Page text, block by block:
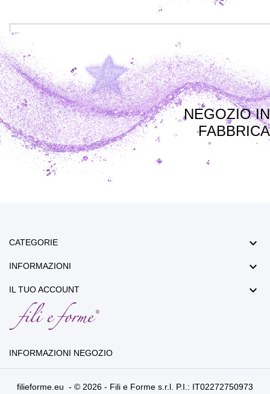
NEGOZIO IN
FABBRICA
CATEGORIE 
INFORMAZIONI 
IL TUO ACCOUNT 
INFORMAZIONI NEGOZIO
filieforme.eu - © 2026 - Fili e Forme s.r.l. P.I.: IT02272750973